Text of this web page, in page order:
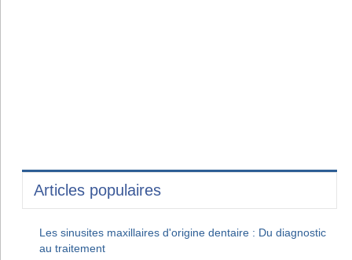
Articles populaires
Les sinusites maxillaires d'origine dentaire : Du diagnostic
au traitement